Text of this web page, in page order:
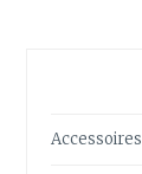
Accessoires